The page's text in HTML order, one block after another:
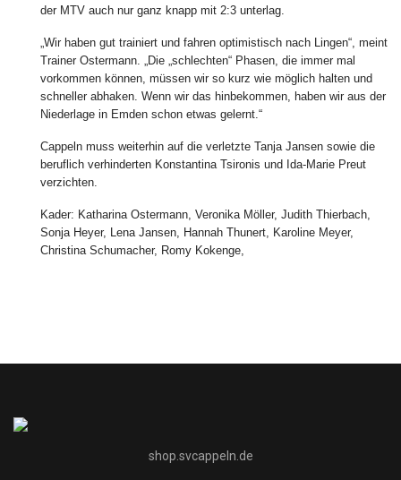
der MTV auch nur ganz knapp mit 2:3 unterlag.
„Wir haben gut trainiert und fahren optimistisch nach Lingen“, meint
Trainer Ostermann. „Die „schlechten“ Phasen, die immer mal
vorkommen können, müssen wir so kurz wie möglich halten und
schneller abhaken. Wenn wir das hinbekommen, haben wir aus der
Niederlage in Emden schon etwas gelernt.“
Cappeln muss weiterhin auf die verletzte Tanja Jansen sowie die
beruflich verhinderten Konstantina Tsironis und Ida-Marie Preut
verzichten.
Kader: Katharina Ostermann, Veronika Möller, Judith Thierbach,
Sonja Heyer, Lena Jansen, Hannah Thunert, Karoline Meyer,
Christina Schumacher, Romy Kokenge,
shop.svcappeln.de